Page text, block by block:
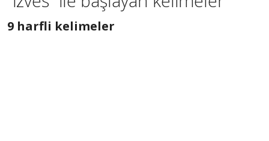
9 harfli kelimeler